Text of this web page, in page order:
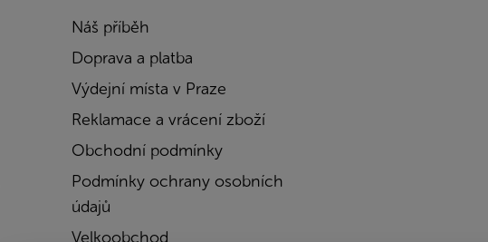
Náš příběh
Doprava a platba
Výdejní místa v Praze
Reklamace a vrácení zboží
Obchodní podmínky
Podmínky ochrany osobních
údajů
Velkoobchod